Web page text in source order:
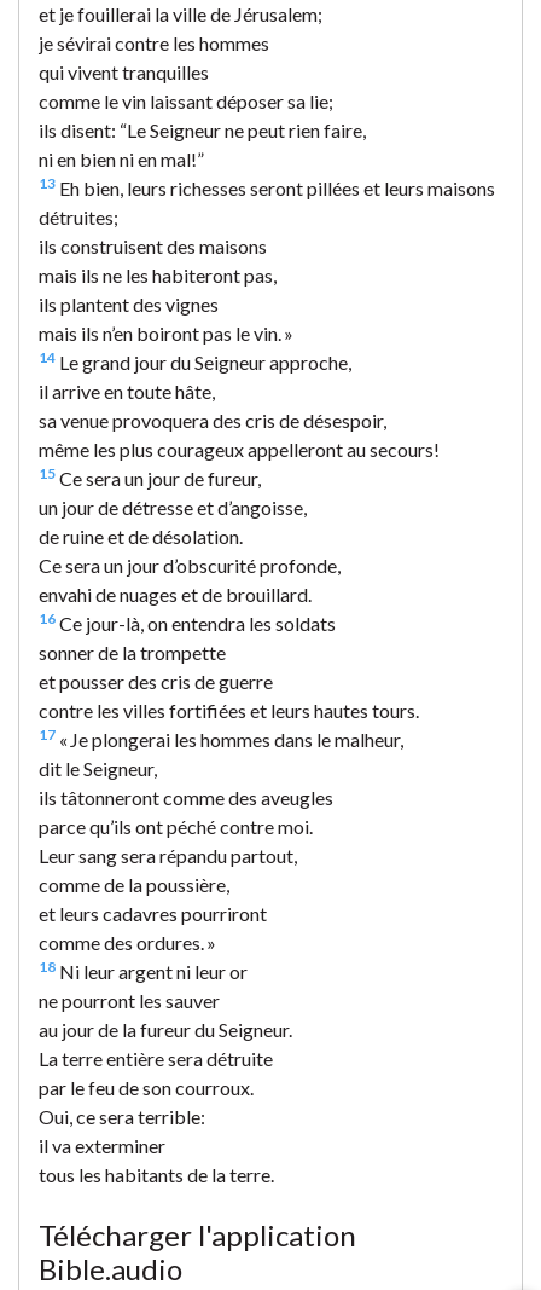
et je fouillerai la ville de Jérusalem;
je sévirai contre les hommes
qui vivent tranquilles
comme le vin laissant déposer sa lie;
ils disent: “Le Seigneur ne peut rien faire,
ni en bien ni en mal!”
13 Eh bien, leurs richesses seront pillées et leurs maisons
détruites;
ils construisent des maisons
mais ils ne les habiteront pas,
ils plantent des vignes
mais ils n’en boiront pas le vin. »
14 Le grand jour du Seigneur approche,
il arrive en toute hâte,
sa venue provoquera des cris de désespoir,
même les plus courageux appelleront au secours!
15 Ce sera un jour de fureur,
un jour de détresse et d’angoisse,
de ruine et de désolation.
Ce sera un jour d’obscurité profonde,
envahi de nuages et de brouillard.
16 Ce jour-là, on entendra les soldats
sonner de la trompette
et pousser des cris de guerre
contre les villes fortifiées et leurs hautes tours.
17 « Je plongerai les hommes dans le malheur,
dit le Seigneur,
ils tâtonneront comme des aveugles
parce qu’ils ont péché contre moi.
Leur sang sera répandu partout,
comme de la poussière,
et leurs cadavres pourriront
comme des ordures. »
18 Ni leur argent ni leur or
ne pourront les sauver
au jour de la fureur du Seigneur.
La terre entière sera détruite
par le feu de son courroux.
Oui, ce sera terrible:
il va exterminer
tous les habitants de la terre.
Télécharger l'application
Bible.audio